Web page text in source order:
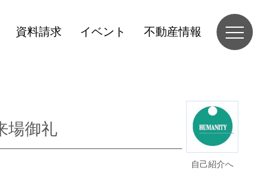
資料請求 イベント 不動産情報
自己紹介へ
場御礼